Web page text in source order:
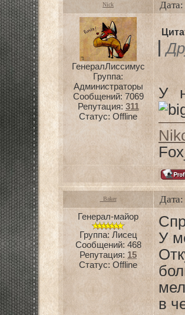
Nick
ГенералЛиссимус
Группа:
Администраторы
Сообщений:7069
Репутация:311
Статус: Offline
У
_Baker
Генерал-майор
Группа: Лисец
Сообщений: 468
Репутация: 15
Статус: Offline
У
в